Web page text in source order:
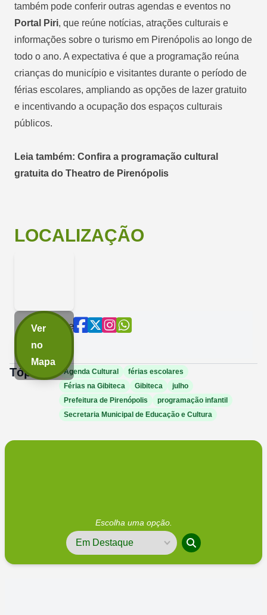
também pode conferir outras agendas e eventos no
Portal Piri, que reúne notícias, atrações culturais e
informações sobre o turismo em Pirenópolis ao longo de
todo o ano. A expectativa é que a programação reúna
crianças do município e visitantes durante o período de
férias escolares, ampliando as opções de lazer gratuito
e incentivando a ocupação dos espaços culturais
públicos.
Leia também: Confira a programação cultural
gratuita do Theatro de Pirenópolis
LOCALIZAÇÃO
Ver
no
Mapa
Compartilhe
Tópicos: Agenda Cultural
férias escolares
Férias na Gibiteca
Gibiteca
julho
Prefeitura de Pirenópolis
programação infantil
Secretaria Municipal de Educação e Cultura
Escolha uma opção.